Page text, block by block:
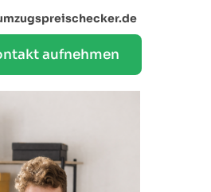
aufnehmen